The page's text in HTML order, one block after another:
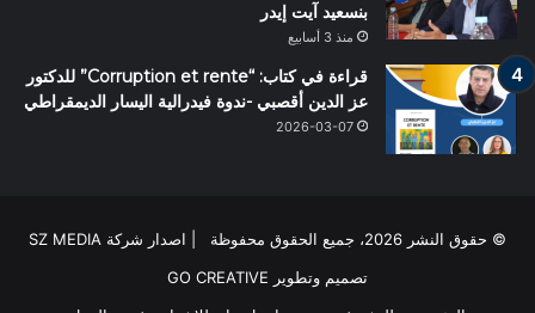
بنسعيد آيت إيدر
منذ 3 أسابيع
قراءة في كتاب: “Corruption et rente” للدكتور
عز الدين أقصبي -ندوة فيدرالية اليسار الديمقراطي
2026-03-07
© حقوق النشر 2026، جميع الحقوق محفوظة | اصدار شركة SZ MEDIA
تصميم وتطوير GO CREATIVE